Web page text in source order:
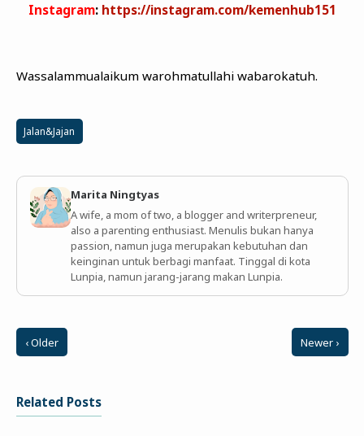
Instagram: https://instagram.com/kemenhub151
Wassalammualaikum warohmatullahi wabarokatuh.
Jalan&Jajan
Marita Ningtyas
A wife, a mom of two, a blogger and writerpreneur,
also a parenting enthusiast. Menulis bukan hanya
passion, namun juga merupakan kebutuhan dan
keinginan untuk berbagi manfaat. Tinggal di kota
Lunpia, namun jarang-jarang makan Lunpia.
‹ Older Newer ›
Related Posts